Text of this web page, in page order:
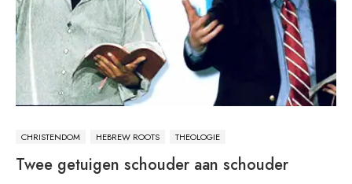
CHRISTENDOM HEBREW ROOTS THEOLOGIE
Twee getuigen schouder aan schouder